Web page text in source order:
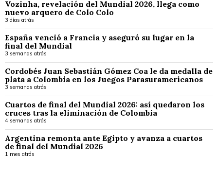
Vozinha, revelación del Mundial 2026, llega como
nuevo arquero de Colo Colo
3 días atrás
España venció a Francia y aseguró su lugar en la
final del Mundial
3 semanas atrás
Cordobés Juan Sebastián Gómez Coa le da medalla de
plata a Colombia en los Juegos Parasuramericanos
3 semanas atrás
Cuartos de final del Mundial 2026: así quedaron los
cruces tras la eliminación de Colombia
4 semanas atrás
Argentina remonta ante Egipto y avanza a cuartos
de final del Mundial 2026
1 mes atrás